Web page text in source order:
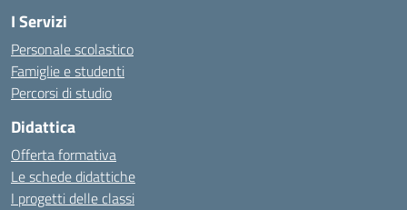
I Servizi
Personale scolastico
Famiglie e studenti
Percorsi di studio
Didattica
Offerta formativa
Le schede didattiche
I progetti delle classi